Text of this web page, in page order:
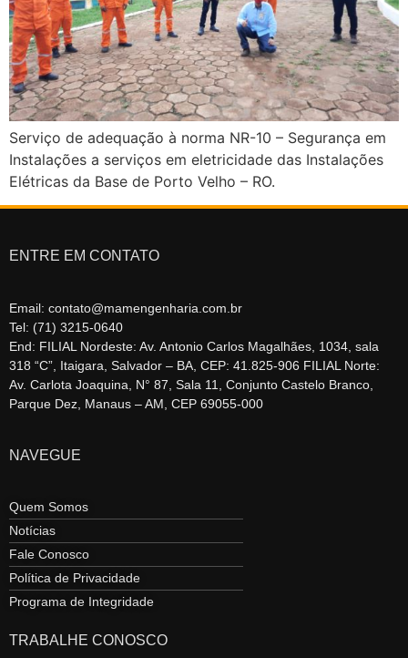
Serviço de adequação à norma NR-10 – Segurança em
Instalações a serviços em eletricidade das Instalações
Elétricas da Base de Porto Velho – RO.
ENTRE EM CONTATO
Email: contato@mamengenharia.com.br
Tel: (71) 3215-0640
End: FILIAL Nordeste: Av. Antonio Carlos Magalhães, 1034, sala
318 “C”, Itaigara, Salvador – BA, CEP: 41.825-906 FILIAL Norte:
Av. Carlota Joaquina, N° 87, Sala 11, Conjunto Castelo Branco,
Parque Dez, Manaus – AM, CEP 69055-000
NAVEGUE
Quem Somos
Notícias
Fale Conosco
Política de Privacidade
Programa de Integridade
TRABALHE CONOSCO